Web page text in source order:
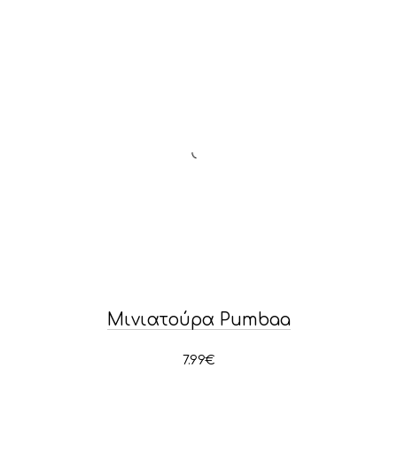
Μινιατούρα Pumbaa
7.99€